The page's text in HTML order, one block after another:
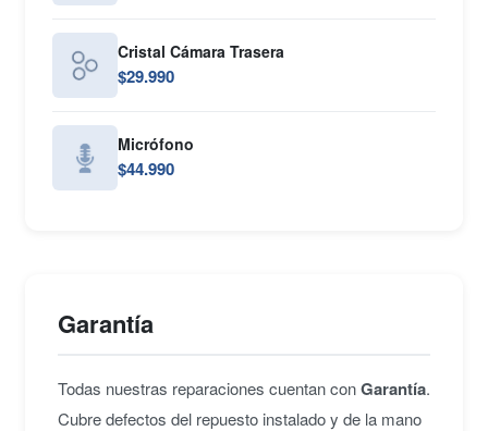
Cristal Cámara Trasera
$29.990
Micrófono
$44.990
Garantía
Todas nuestras reparaciones cuentan conGarantía.
Cubre defectos del repuesto instalado y de la mano